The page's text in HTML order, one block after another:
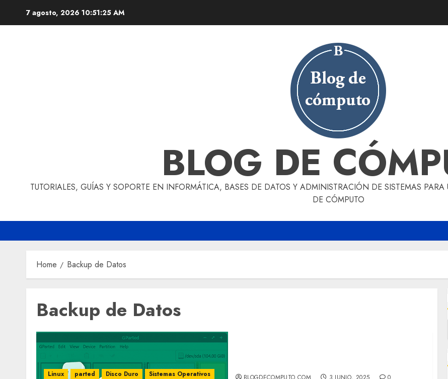
7 agosto, 2026 10:51:26 AM
BLOG DE
TUTORIALES, GUÍAS Y SOPORTE EN INFORMÁTICA, BASES DE DATOS Y ADMINISTRACIÓN DE SISTEMAS
DE CÓMPUTO
Home Backup de Datos
Backup de Datos
Linux parted Disco Duro
Sistemas Operativos